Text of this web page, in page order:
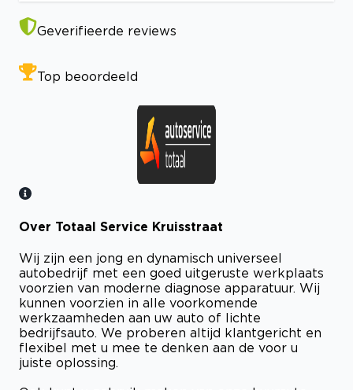
Geverifieerde reviews
Top beoordeeld
Bekijk certificaat
Over Totaal Service Kruisstraat
Wij zijn een jong en dynamisch universeel
autobedrijf met een goed uitgeruste werkplaats
voorzien van moderne diagnose apparatuur. Wij
kunnen voorzien in alle voorkomende
werkzaamheden aan uw auto of lichte
bedrijfsauto. We proberen altijd klantgericht en
flexibel met u mee te denken aan de voor u
juiste oplossing.